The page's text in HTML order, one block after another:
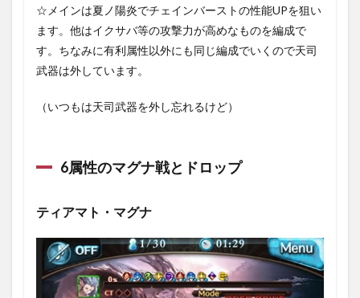
☆メインは夏ノ陽炎でチェインバーストの性能UPを狙い
ます。他はイクサバ等の攻撃力が高めなものを編成で
す。ちなみに有利属性以外にも同じ編成でいくので天司
武器は外しています。
（いつもは天司武器を外し忘れるけど）
6属性のマグナ戦とドロップ
ティアマト・マグナ